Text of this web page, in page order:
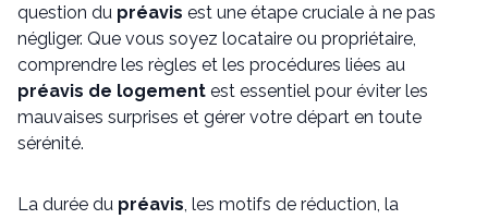
mois pour une location ?
6.4 Quelle loi permet un préavis de 1 mois ?
question du préavis est une étape cruciale à ne pas
négliger. Que vous soyez locataire ou propriétaire,
comprendre les règles et les procédures liées au
préavis de logement est essentiel pour éviter les
mauvaises surprises et gérer votre départ en toute
sérénité.
La durée du préavis, les motifs de réduction, la